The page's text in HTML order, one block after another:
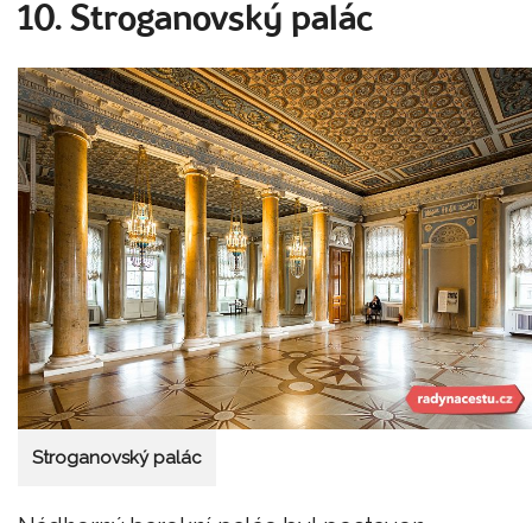
10. Stroganovský palác
Stroganovský palác